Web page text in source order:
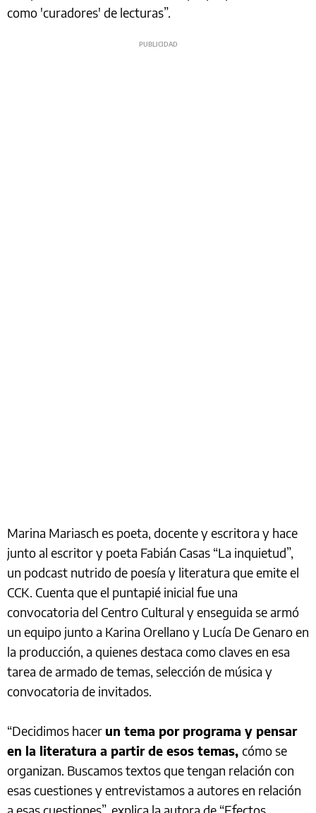
como 'curadores' de lecturas”.
Marina Mariasch es poeta, docente y escritora y hace
junto al escritor y poeta Fabián Casas “La inquietud”,
un podcast nutrido de poesía y literatura que emite el
CCK. Cuenta que el puntapié inicial fue una
convocatoria del Centro Cultural y enseguida se armó
un equipo junto a Karina Orellano y Lucía De Genaro en
la producción, a quienes destaca como claves en esa
tarea de armado de temas, selección de música y
convocatoria de invitados.
“Decidimos hacer un tema por programa y pensar
en la literatura a partir de esos temas, cómo se
organizan. Buscamos textos que tengan relación con
esas cuestiones y entrevistamos a autores en relación